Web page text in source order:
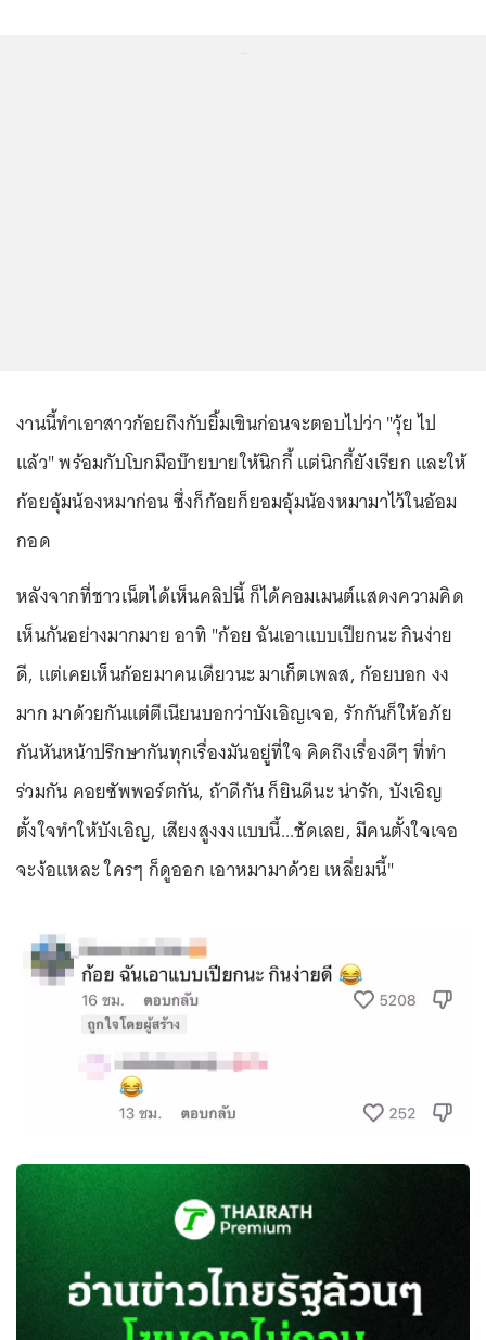
งานนี้ทำเอาสาวก้อยถึงกับยิ้มเขินก่อนจะตอบไปว่า "วุ้ย ไป
แล้ว" พร้อมกับโบกมือบ๊ายบายให้นิกกี้ แต่นิกกี้ยังเรียก และให้
ก้อยอุ้มน้องหมาก่อน ซึ่งก็ก้อยก็ยอมอุ้มน้องหมามาไว้ในอ้อม
กอด
หลังจากที่ชาวเน็ตได้เห็นคลิปนี้ ก็ได้คอมเมนต์แสดงความคิด
เห็นกันอย่างมากมาย อาทิ "ก้อย ฉันเอาแบบเปียกนะ กินง่าย
ดี, แต่เคยเห็นก้อยมาคนเดียวนะ มาเก็ตเพลส, ก้อยบอก งง
มาก มาด้วยกันแต่ตีเนียนบอกว่าบังเอิญเจอ, รักกันก็ให้อภัย
กันหันหน้าปรึกษากันทุกเรื่องมันอยู่ที่ใจ คิดถึงเรื่องดีๆ ที่ทำ
ร่วมกัน คอยซัพพอร์ตกัน, ถ้าดีกัน ก็ยินดีนะ น่ารัก, บังเอิญ
ตั้งใจทำให้บังเอิญ, เสียงสูงงงแบบนี้...ชัดเลย, มีคนตั้งใจเจอ
จะง้อแหละ ใครๆ ก็ดูออก เอาหมามาด้วย เหลี่ยมนี้"